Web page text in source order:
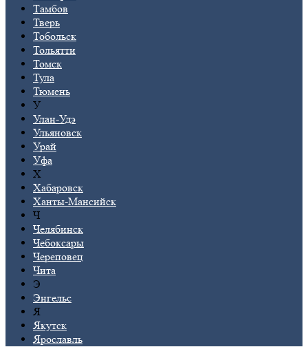
Тамбов
Тверь
Тобольск
Тольятти
Томск
Тула
Тюмень
У
Улан-Удэ
Ульяновск
Урай
Уфа
Х
Хабаровск
Ханты-Мансийск
Ч
Челябинск
Чебоксары
Череповец
Чита
Э
Энгельс
Я
Якутск
Ярославль